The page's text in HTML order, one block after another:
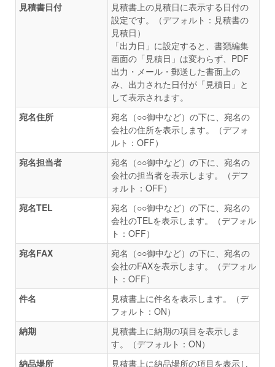
見積書日付
見積書上の見積日に表示する日付の
設定です。（デフォルト：見積書の
見積日）
「出力日」に設定すると、書類編集
画面の「見積日」は変わらず、PDF
出力・メール・郵送した書面上の
み、出力された日付が「見積日」と
して表示されます。
宛名住所
宛名（○○御中など）の下に、宛名の
会社の住所を表示します。（デフォ
ルト：OFF）
宛名担当者
宛名（○○御中など）の下に、宛名の
会社の担当者を表示します。（デフ
ォルト：OFF）
宛名TEL
宛名（○○御中など）の下に、宛名の
会社のTELを表示します。（デフォル
ト：OFF）
宛名FAX
宛名（○○御中など）の下に、宛名の
会社のFAXを表示します。（デフォル
ト：OFF）
件名
見積書上に件名を表示します。（デ
フォルト：ON）
納期
見積書上に納期の項目を表示しま
す。（デフォルト：ON）
納品場所
見積書上に納品場所の項目を表示し